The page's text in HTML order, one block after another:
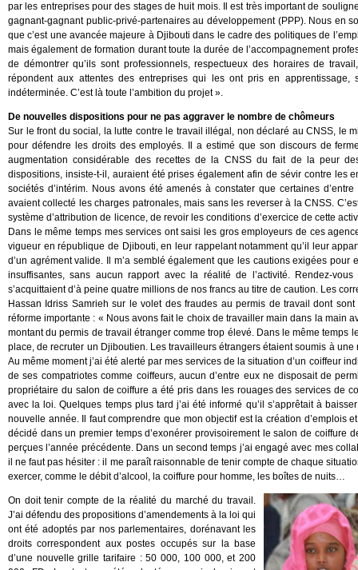
par les entreprises pour des stages de huit mois. Il est très important de
gagnant-gagnant public-privé-partenaires au développement (PPP). Nous en
que c’est une avancée majeure à Djibouti dans le cadre des politiques de
mais également de formation durant toute la durée de l’accompagnement
de démontrer qu’ils sont professionnels, respectueux des horaires de
répondent aux attentes des entreprises qui les ont pris en
indéterminée. C’est là toute l’ambition du projet ».
De nouvelles dispositions pour ne pas aggraver le nombre de chômeurs
Sur le front du social, la lutte contre le travail illégal, non déclaré au CNSS, le
pour défendre les droits des employés. Il a estimé que son discours de
augmentation considérable des recettes de la CNSS du fait de la peur
dispositions, insiste-t-il, auraient été prises également afin de sévir contre les
sociétés d’intérim. Nous avons été amenés à constater que certaines
avaient collecté les charges patronales, mais sans les reverser à la CNSS.
système d’attribution de licence, de revoir les conditions d’exercice de cette
Dans le même temps mes services ont saisi les gros employeurs de ces
vigueur en république de Djibouti, en leur rappelant notamment qu’il leur
d’un agrément valide. Il m’a semblé également que les cautions exigées
insuffisantes, sans aucun rapport avec la réalité de l’activité. Rendez-
s’acquittaient d’à peine quatre millions de nos francs au titre de caution. Les
Hassan Idriss Samrieh sur le volet des fraudes au permis de travail dont
réforme importante : « Nous avons fait le choix de travailler main dans la main
montant du permis de travail étranger comme trop élevé. Dans le même
place, de recruter un Djiboutien. Les travailleurs étrangers étaient soumis à
Au même moment j’ai été alerté par mes services de la situation d’un coiffeur
de ses compatriotes comme coiffeurs, aucun d’entre eux ne disposait de
propriétaire du salon de coiffure a été pris dans les rouages des services de
avec la loi. Quelques temps plus tard j’ai été informé qu’il s’apprêtait à
nouvelle année. Il faut comprendre que mon objectif est la création d’emplois
décidé dans un premier temps d’exonérer provisoirement le salon de coiffure
perçues l’année précédente. Dans un second temps j’ai engagé avec mes
il ne faut pas hésiter : il me paraît raisonnable de tenir compte de chaque
exercer, comme le débit d’alcool, la coiffure pour homme, les boîtes de nuits…
On doit tenir compte de la réalité du marché du travail.
J’ai défendu des propositions d’amendements à la loi qui
ont été adoptés par nos parlementaires, dorénavant les
droits correspondent aux postes occupés sur la base
d’une nouvelle grille tarifaire : 50 000, 100 000, et 200